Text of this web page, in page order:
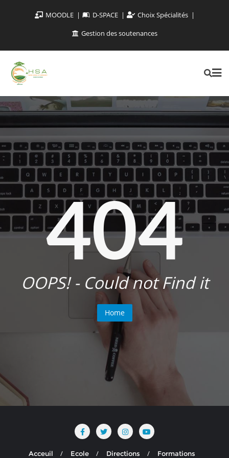
MOODLE D-SPACE
Choix Spécialités
Gestion des soutenances
404
OOPS! - Could not Find it
Home
Acceuil Ecole Directions Formations